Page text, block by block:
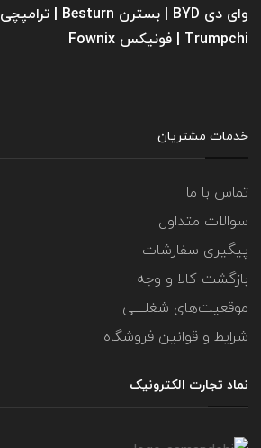
وای دی BYD | بسترن Besturn | ترامپچی
Trumpchi | فونیکس Fownix
خدمات مشتریان
تماس با ما
سوالات متداول
پیگیری سفارشات
بازگشت کالا و وجه
موقعیت‌های شغلــــی
شرایط و قوانین فروشگاه
نماد تجارت الکترونیک